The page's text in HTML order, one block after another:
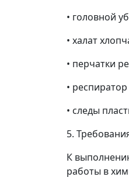
• головной
• халат
• перчатки
•
• следы
5.
К
работы в